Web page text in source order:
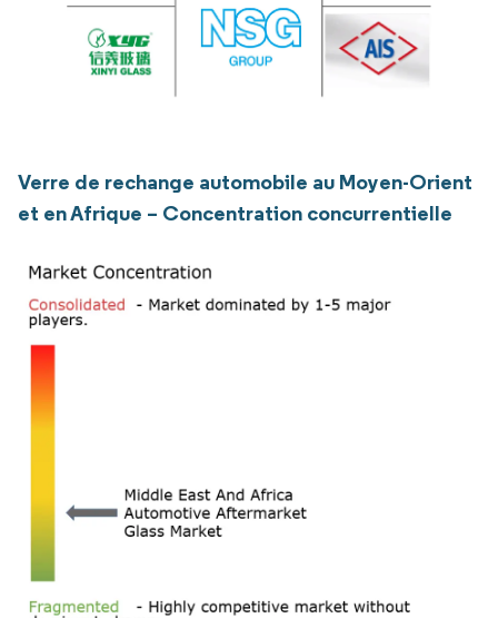
Verre de rechange automobile au Moyen-Orient
et en Afrique – Concentration concurrentielle